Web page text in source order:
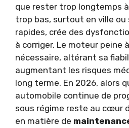
que rester trop longtemps
trop bas, surtout en ville ou
rapides, crée des
à corriger. Le moteur peine
nécessaire, altérant sa
augmentant les risques
long terme. En 2026, alors
automobile continue de
sous régime reste au cœur
en matière de